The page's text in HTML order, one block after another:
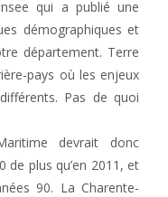
qui a publié une
démographiques et
département. Terre
pays où les enjeux
Pas de quoi
devrait donc
de plus qu’en 2011, et
90. La Charente-